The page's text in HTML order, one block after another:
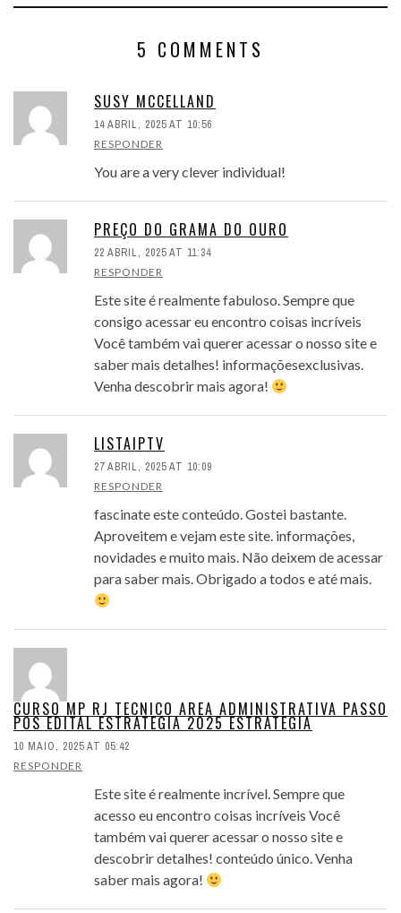
5 COMMENTS
SUSY MCCELLAND
14 ABRIL, 2025 AT 10:56
RESPONDER
You are a very clever individual!
PREÇO DO GRAMA DO OURO
22 ABRIL, 2025 AT 11:34
RESPONDER
Este site é realmente fabuloso. Sempre que
consigo acessar eu encontro coisas incríveis
Você também vai querer acessar o nosso site e
saber mais detalhes! informaçõesexclusivas.
Venha descobrir mais agora!
LISTAIPTV
27 ABRIL, 2025 AT 10:09
RESPONDER
fascinate este conteúdo. Gostei bastante.
Aproveitem e vejam este site. informações,
novidades e muito mais. Não deixem de acessar
para saber mais. Obrigado a todos e até mais.
CURSO MP RJ TECNICO AREA ADMINISTRATIVA PASSO
POS EDITAL ESTRATEGIA 2025 ESTRATEGIA
10 MAIO, 2025 AT 05:42
RESPONDER
Este site é realmente incrível. Sempre que
acesso eu encontro coisas incríveis Você
também vai querer acessar o nosso site e
descobrir detalhes! conteúdo único. Venha
saber mais agora!